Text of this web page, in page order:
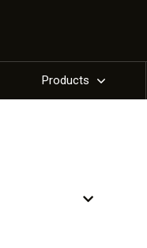
Products